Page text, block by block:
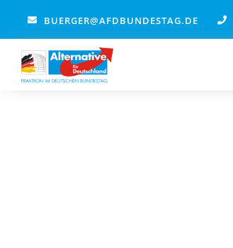
springen
BUERGER@AFDBUNDESTAG.DE